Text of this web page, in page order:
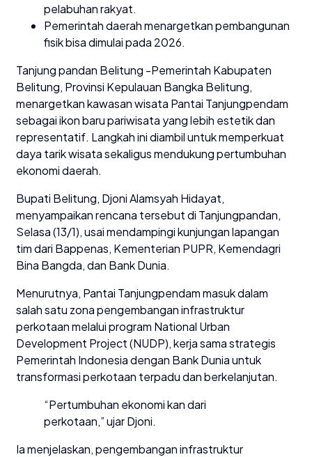
pelabuhan rakyat.
Pemerintah daerah menargetkan pembangunan
fisik bisa dimulai pada 2026.
Tanjung pandan Belitung -Pemerintah Kabupaten
Belitung, Provinsi Kepulauan Bangka Belitung,
menargetkan kawasan wisata Pantai Tanjungpendam
sebagai ikon baru pariwisata yang lebih estetik dan
representatif. Langkah ini diambil untuk memperkuat
daya tarik wisata sekaligus mendukung pertumbuhan
ekonomi daerah.
Bupati Belitung, Djoni Alamsyah Hidayat,
menyampaikan rencana tersebut di Tanjungpandan,
Selasa (13/1), usai mendampingi kunjungan lapangan
tim dari Bappenas, Kementerian PUPR, Kemendagri
Bina Bangda, dan Bank Dunia.
Menurutnya, Pantai Tanjungpendam masuk dalam
salah satu zona pengembangan infrastruktur
perkotaan melalui program National Urban
Development Project (NUDP), kerja sama strategis
Pemerintah Indonesia dengan Bank Dunia untuk
transformasi perkotaan terpadu dan berkelanjutan.
“Pertumbuhan ekonomi kan dari
perkotaan,” ujar Djoni.
Ia menjelaskan, pengembangan infrastruktur